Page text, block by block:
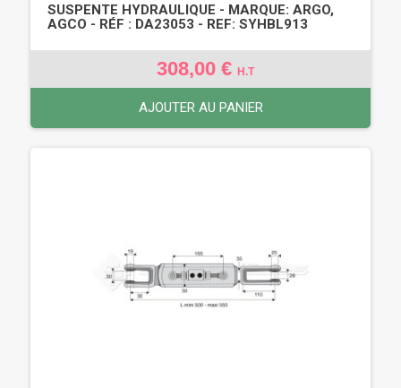
SUSPENTE HYDRAULIQUE - MARQUE: ARGO,
AGCO - RÉF : DA23053 - REF: SYHBL913
308,00 € H.T
AJOUTER AU PANIER